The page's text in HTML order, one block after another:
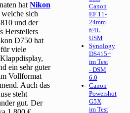
hatNikon
sich
und der
Herstellers
D750 hat
für viele
ein sehr guter
Vollformat
Auch das
steht
gut. Der
Canon
EF 11-
24mm
f/4L
USM
Synology
DS415+
im Test
- DSM
6.0
Canon
Powershot
G5X
im Test